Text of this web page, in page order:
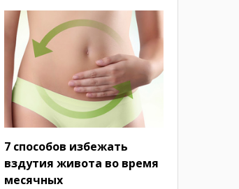
7 способов избежать
вздутия живота во время
месячных